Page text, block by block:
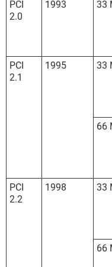
PCI
2.0
1993 33
PCI
2.1
1995 33
66
PCI
2.2
1998 33
66